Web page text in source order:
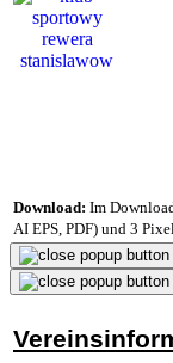
Download: Im
AI EPS, PDF) und 3